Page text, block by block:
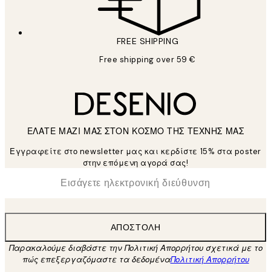
FREE SHIPPING
Free shipping over 59 €
ΕΛΑΤΕ ΜΑΖΙ ΜΑΣ ΣΤΟΝ ΚΟΣΜΟ ΤΗΣ ΤΕΧΝΗΣ ΜΑΣ
Εγγραφείτε στο newsletter μας και κερδίστε 15% στα poster
στην επόμενη αγορά σας!
Ηλεκτρονική Διεύθυνση
ΑΠΟΣΤΟΛΉ
Παρακαλούμε διαβάστε την Πολιτική Απορρήτου σχετικά με το
πώς επεξεργαζόμαστε τα δεδομέναΠολιτική Απορρήτου